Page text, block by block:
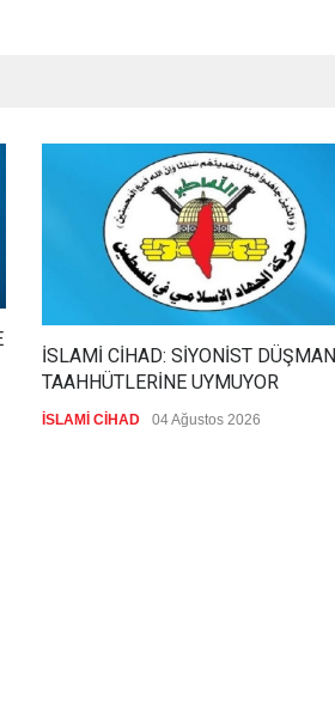
İSLAMİ CİHAD: SİYONİST DÜŞMAN
TAAHHÜTLERİNE UYMUYOR
İSLAMİ CİHAD 04 Ağustos 2026